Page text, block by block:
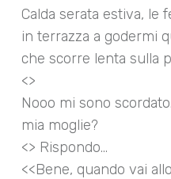
Calda serata estiva, le
in terrazza a godermi
che scorre lenta sulla
<>
Nooo mi sono
mia moglie?
<> Rispondo…
<<Bene, quando vai